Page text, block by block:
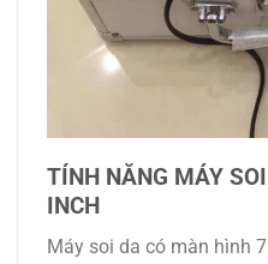
TÍNH NĂNG MÁY
INCH
Máy soi da có màn hình